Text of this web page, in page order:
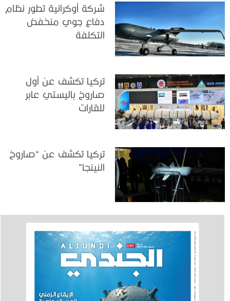
شركة أوكرانية تطور نظام
دفاع جوي منخفض
التكلفة
تركيا تكشف عن أول
صاروخ باليستي عابر
للقارات
تركيا تكشف عن “صاروخ
النينجا”